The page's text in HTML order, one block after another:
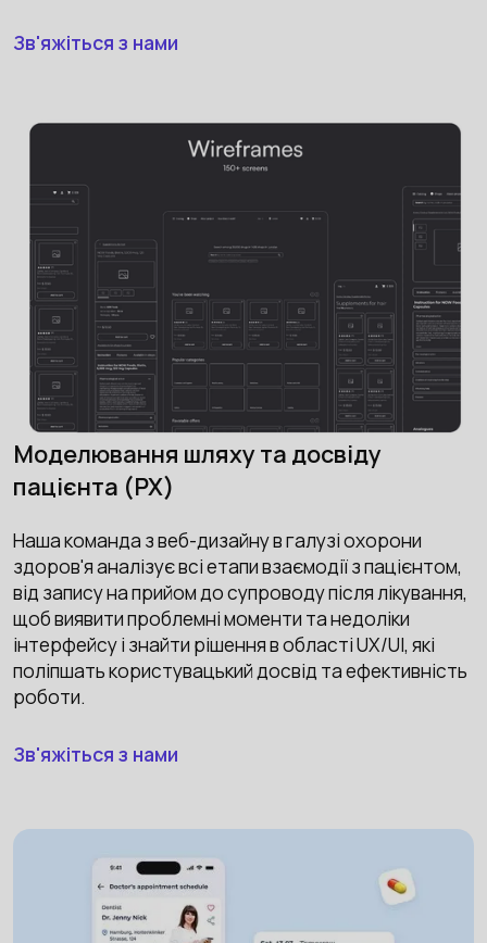
Зв'яжіться з нами
Моделювання шляху та досвіду
пацієнта (PX)
Наша команда з веб-дизайну в галузі охорони
здоров'я аналізує всі етапи взаємодії з пацієнтом,
від запису на прийом до супроводу після лікування,
щоб виявити проблемні моменти та недоліки
інтерфейсу і знайти рішення в області UX/UI, які
поліпшать користувацький досвід та ефективність
роботи.
Зв'яжіться з нами